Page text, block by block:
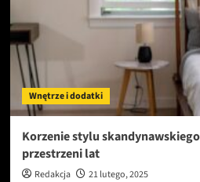
–
perspektywy
Wnętrze i dodatki
Korzenie stylu
przestrzeni lat
Redakcja
21 lutego, 2025